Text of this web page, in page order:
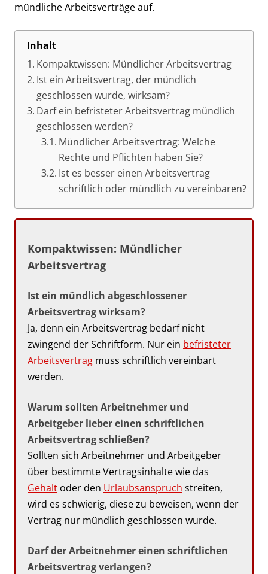
mündliche Arbeitsverträge auf.
Inhalt
Kompaktwissen: Mündlicher Arbeitsvertrag
Ist ein Arbeitsvertrag, der mündlich
geschlossen wurde, wirksam?
Darf ein befristeter Arbeitsvertrag mündlich
geschlossen werden?
Mündlicher Arbeitsvertrag: Welche
Rechte und Pflichten haben Sie?
Ist es besser einen Arbeitsvertrag
schriftlich oder mündlich zu vereinbaren?
Kompaktwissen: Mündlicher
Arbeitsvertrag
Ist ein mündlich abgeschlossener
Arbeitsvertrag wirksam?
Ja, denn ein Arbeitsvertrag bedarf nicht
zwingend der Schriftform. Nur ein befristeter
Arbeitsvertrag muss schriftlich vereinbart
werden.
Warum sollten Arbeitnehmer und
Arbeitgeber lieber einen schriftlichen
Arbeitsvertrag schließen?
Sollten sich Arbeitnehmer und Arbeitgeber
über bestimmte Vertragsinhalte wie das
Gehalt oder den Urlaubsanspruch streiten,
wird es schwierig, diese zu beweisen, wenn der
Vertrag nur mündlich geschlossen wurde.
Darf der Arbeitnehmer einen schriftlichen
Arbeitsvertrag verlangen?